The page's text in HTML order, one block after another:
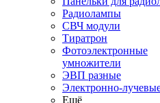
Радиолампы
СВЧ модули
Тиратрон
Фотоэлектронные
умножители
ЭВП разные
Электронно-
Ещё